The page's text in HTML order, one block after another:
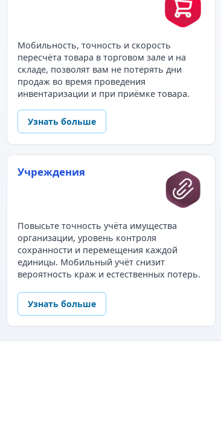
Мобильность, точность и скорость
пересчёта товара в торговом зале и на
складе, позволят вам не потерять дни
продаж во время проведения
инвентаризации и при приёмке товара.
Узнать больше
Учреждения
Повысьте точность учёта имущества
организации, уровень контроля
сохранности и перемещения каждой
единицы. Мобильный учёт снизит
вероятность краж и естественных потерь.
Узнать больше